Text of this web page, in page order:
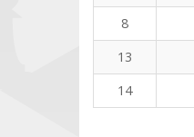
8
13
14